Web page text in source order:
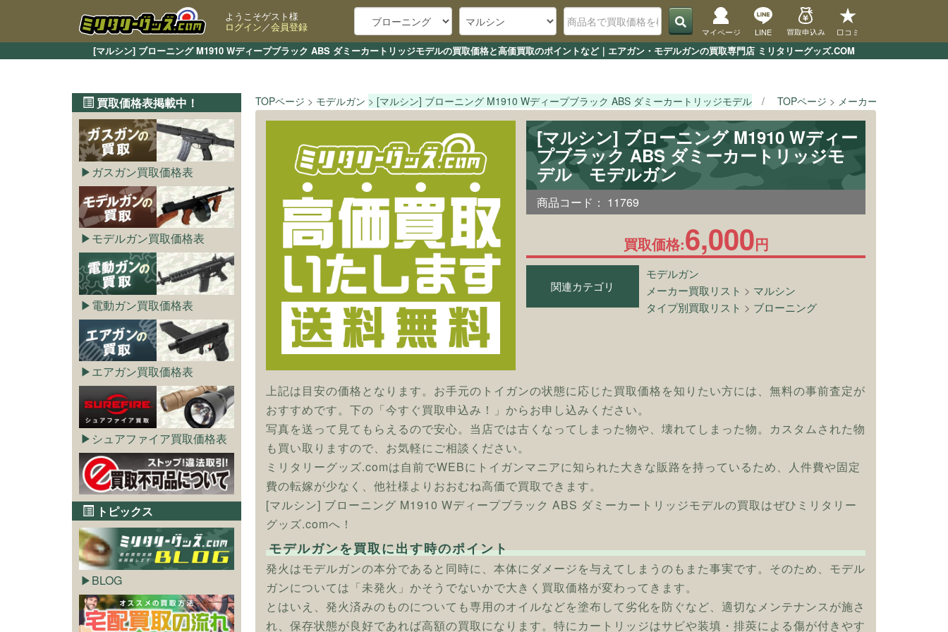
[マルシン] ブローニング M1910 Wディープブラック ABS ダミーカートリッジモデルの買取価格と高価買取のポイントなど｜エアガン・モデルガンの買取専門店 ミリタリーグッズ.COM
ようこそゲスト様
ログイン／会員登録 マイページ LINE 買取申込み 口コミ
TOPページ モデルガン [マルシン] ブローニング M1910 Wディープブラック ABS ダミーカートリッジモデル TOPページ メーカー買取リスト
[マルシン] ブローニング M1910 Wディー
プブラック ABS ダミーカートリッジモ
デル モデルガン
商品コード： 11769
買取価格:6,000円
関連カテゴリ
モデルガン
メーカー買取リスト > マルシン
タイプ別買取リスト > ブローニング
上記は目安の価格となります。お手元のトイガンの状態に応じた買取価格を知りたい方には、無料の事前査定が
おすすめです。下の「今すぐ買取申込み！」からお申し込みください。
写真を送って見てもらえるので安心。当店では古くなってしまった物や、壊れてしまった物。カスタムされた物
も買い取りますので、お気軽にご相談ください。
ミリタリーグッズ.comは自前でWEBにトイガンマニアに知られた大きな販路を持っているため、人件費や固定
費の転嫁が少なく、他社様よりおおむね高価で買取できます。
[マルシン] ブローニング M1910 Wディープブラック ABS ダミーカートリッジモデルの買取はぜひミリタリー
グッズ.comへ！
モデルガンを買取に出す時のポイント
発火はモデルガンの本分であると同時に、本体にダメージを与えてしまうのもまた事実です。そのため、モデル
ガンについては「未発火」かそうでないかで大きく買取価格が変わってきます。
とはいえ、発火済みのものについても専用のオイルなどを塗布して劣化を防ぐなど、適切なメンテナンスが施さ
れ、保存状態が良好であれば高額の買取になります。特にカートリッジはサビや装填・排莢による傷が付きやす
買取価格表掲載中！
ガスガン買取価格表
モデルガン買取価格表
電動ガン買取価格表
エアガン買取価格表
シュアファイア買取価格表
トピックス
BLOG